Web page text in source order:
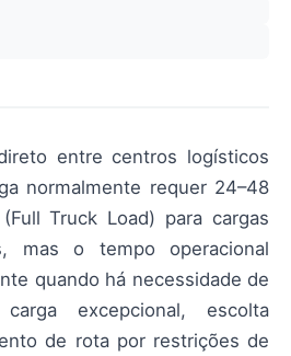
entre centros logísticos
normalmente requer 24–48
Truck Load) para cargas
mas o tempo operacional
quando há necessidade de
excepcional, escolta
de rota por restrições de